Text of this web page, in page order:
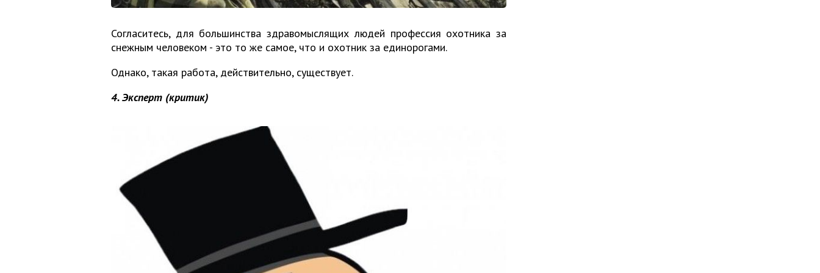
Согласитесь, для большинства здравомыслящих людей профессия охотника за
снежным человеком - это то же самое, что и охотник за единорогами.
Однако, такая работа, действительно, существует.
4. Эксперт (критик)